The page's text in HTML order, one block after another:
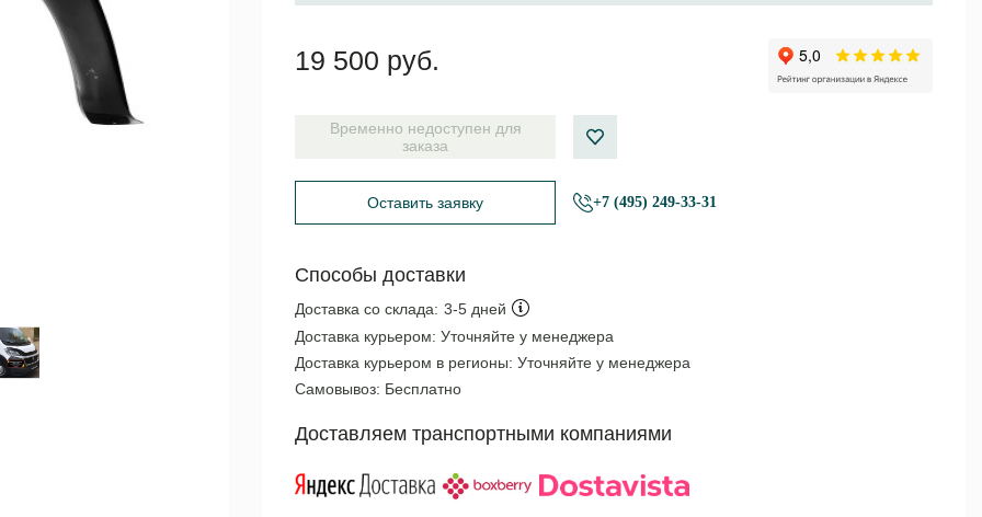
19 500 руб.
Временно недоступен для
заказа
Оставить заявку +7 (495) 249-33-31
Способы доставки
Доставка со склада: 3-5 дней
Доставка курьером: Уточняйте у менеджера
Доставка курьером в регионы: Уточняйте у менеджера
Самовывоз: Бесплатно
Доставляем транспортными компаниями